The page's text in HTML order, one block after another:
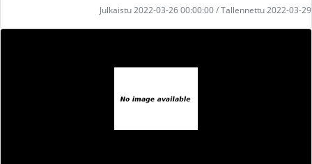
Julkaistu 2022-03-26 00:00:00 / Tallennettu 2022-03-29